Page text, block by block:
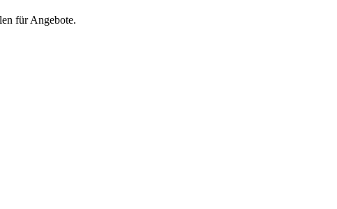
für Angebote.